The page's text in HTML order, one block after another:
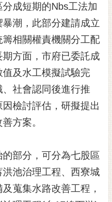
成短期的Nbs工法加
潮，此部分建請成立
相關權責機關分工配
方面，市府已委託成
及水工模擬試驗完
社會認同後進行推
檢討評估，研擬提出
方案。
部分，可分為七股區
池治理工程、西寮城
蒐集水路改善工程，